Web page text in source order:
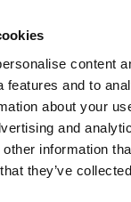
content
features and to
about your
and
information
they’ve
memoria
spirito/della